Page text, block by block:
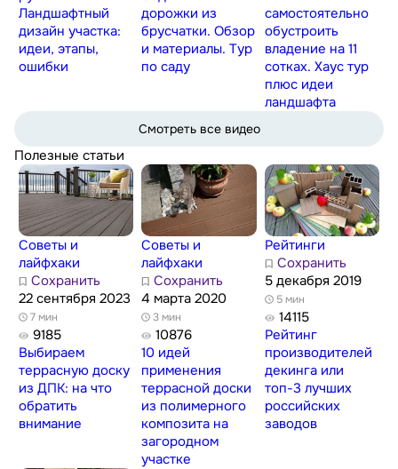
Ландшафтный
дизайн участка:
идеи, этапы,
ошибки
дорожки из
брусчатки. Обзор
и материалы. Тур
по саду
самостоятельно
обустроить
владение на 11
сотках. Хаус тур
плюс идеи
ландшафта
Смотреть все видео
Полезные статьи
Советы и
лайфхаки
Сохранить
22 сентября 2023
7 мин
9185
Выбираем
террасную доску
из ДПК: на что
обратить
внимание
Советы и
лайфхаки
Сохранить
4 марта 2020
3 мин
10876
10 идей
применения
террасной доски
из полимерного
композита на
загородном
участке
Рейтинги
Сохранить
5 декабря 2019
5 мин
14115
Рейтинг
производителей
декинга или
топ-3 лучших
российских
заводов